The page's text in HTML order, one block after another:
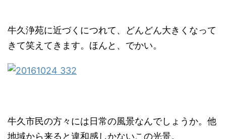
牛久浄苑に近づくにつれて、どんどん大きくなって
きて笑えてきます。ほんと、でかい。
牛久市民の方々には日常の風景なんでしょうか。他
地域から来ると違和感しかないこの光景。